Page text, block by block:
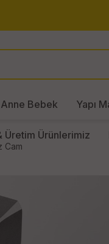
Anne Bebek Yapı
Üretim Ürünlerimiz
Cam